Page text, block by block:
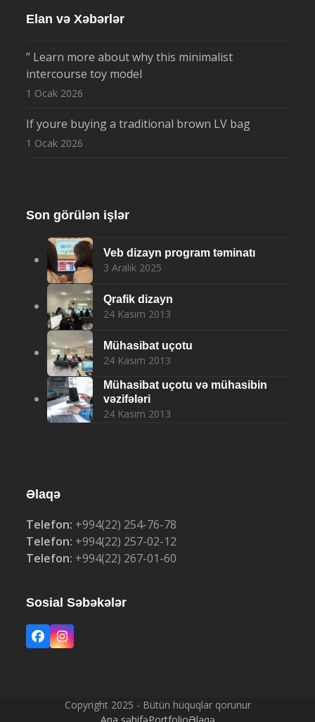
Elan və Xəbərlər
” Learn more about why this minimalist
intercourse toy model
1 Ocak 2026
If youre buying a traditional brown LV bag
1 Ocak 2026
Son görülən işlər
Veb dizayn program təminatı
3 Aralık 2025
Qrafik dizayn
24 Kasım 2013
Mühasibat uçotu
24 Kasım 2013
Mühasibat uçotu və mühasibin
vəzifələri
24 Kasım 2013
Əlaqə
Telefon: +994(22) 254-76-78
Telefon: +994(22) 257-02-12
Telefon: +994(22) 267-01-60
Sosial Səbəkələr
Facebook
Instagram
Copyright 2025 - Bütün hüquqlar qorunur